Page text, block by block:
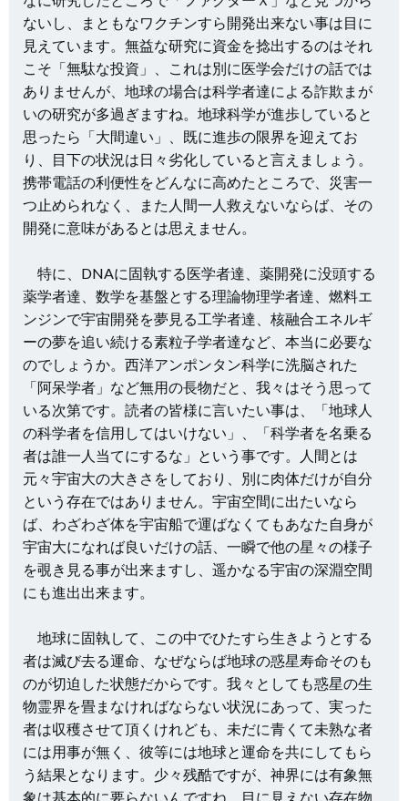
ないし、まともなワクチンすら開発出来ない事は目に
見えています。無益な研究に資金を捻出するのはそれ
こそ「無駄な投資」、これは別に医学会だけの話では
ありませんが、地球の場合は科学者達による詐欺まが
いの研究が多過ぎますね。地球科学が進歩していると
思ったら「大間違い」、既に進歩の限界を迎えてお
り、目下の状況は日々劣化していると言えましょう。
携帯電話の利便性をどんなに高めたところで、災害一
つ止められなく、また人間一人救えないならば、その
開発に意味があるとは思えません。
特に、DNAに固執する医学者達、薬開発に没頭する
薬学者達、数学を基盤とする理論物理学者達、燃料エ
ンジンで宇宙開発を夢見る工学者達、核融合エネルギ
ーの夢を追い続ける素粒子学者達など、本当に必要な
のでしょうか。西洋アンポンタン科学に洗脳された
「阿呆学者」など無用の長物だと、我々はそう思って
いる次第です。読者の皆様に言いたい事は、「地球人
の科学者を信用してはいけない」、「科学者を名乗る
者は誰一人当てにするな」という事です。人間とは
元々宇宙大の大きさをしており、別に肉体だけが自分
という存在ではありません。宇宙空間に出たいなら
ば、わざわざ体を宇宙船で運ばなくてもあなた自身が
宇宙大になれば良いだけの話、一瞬で他の星々の様子
を覗き見る事が出来ますし、遥かなる宇宙の深淵空間
にも進出出来ます。
地球に固執して、この中でひたすら生きようとする
者は滅び去る運命、なぜならば地球の惑星寿命そのも
のが切迫した状態だからです。我々としても惑星の生
物霊界を畳まなければならない状況にあって、実った
者は収穫させて頂くけれども、未だに青くて未熟な者
には用事が無く、彼等には地球と運命を共にしてもら
う結果となります。少々残酷ですが、神界には有象無
象は基本的に要らないんですね。目に見えない存在物